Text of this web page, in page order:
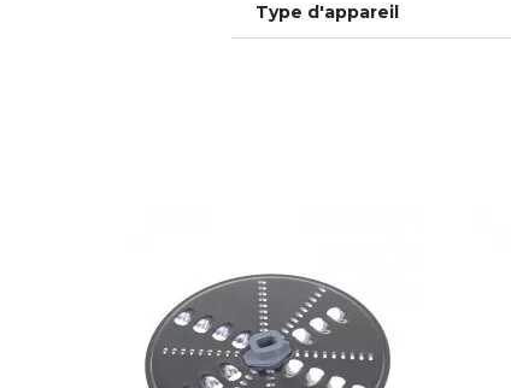
Type d'appareil